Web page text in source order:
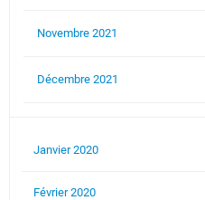
Novembre 2021
Décembre 2021
Janvier 2020
Février 2020